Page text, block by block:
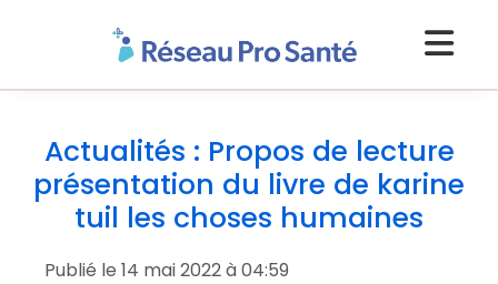
Actualités : Propos de lecture
présentation du livre de karine
tuil les choses humaines
Publié le 14 mai 2022 à 04:59